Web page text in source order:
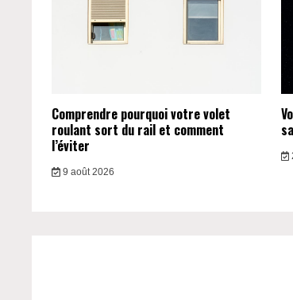
Comprendre pourquoi votre volet
roulant sort du rail et comment
l’éviter
9 août 2026